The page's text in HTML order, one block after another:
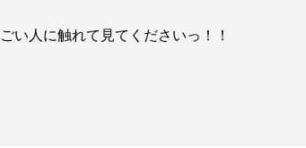
い人に触れて見てくださいっ！！